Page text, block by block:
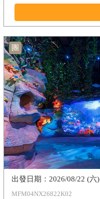
團
MFM04NX26822K02
2026/08/22 (六)